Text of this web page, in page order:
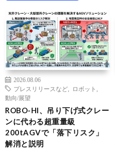
2026.08.06
プレスリリースなど
ロボット
動向/展望
ROBO-HI、吊り下げ式クレー
ンに代わる超重量級
200tAGVで「落下リスク」
解消と説明